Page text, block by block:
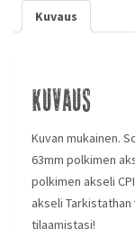
Kuvaus
Kuvaus
Kuvan mukainen.
63mm polkimen
polkimen akseli
akseli
tilaamistasi!